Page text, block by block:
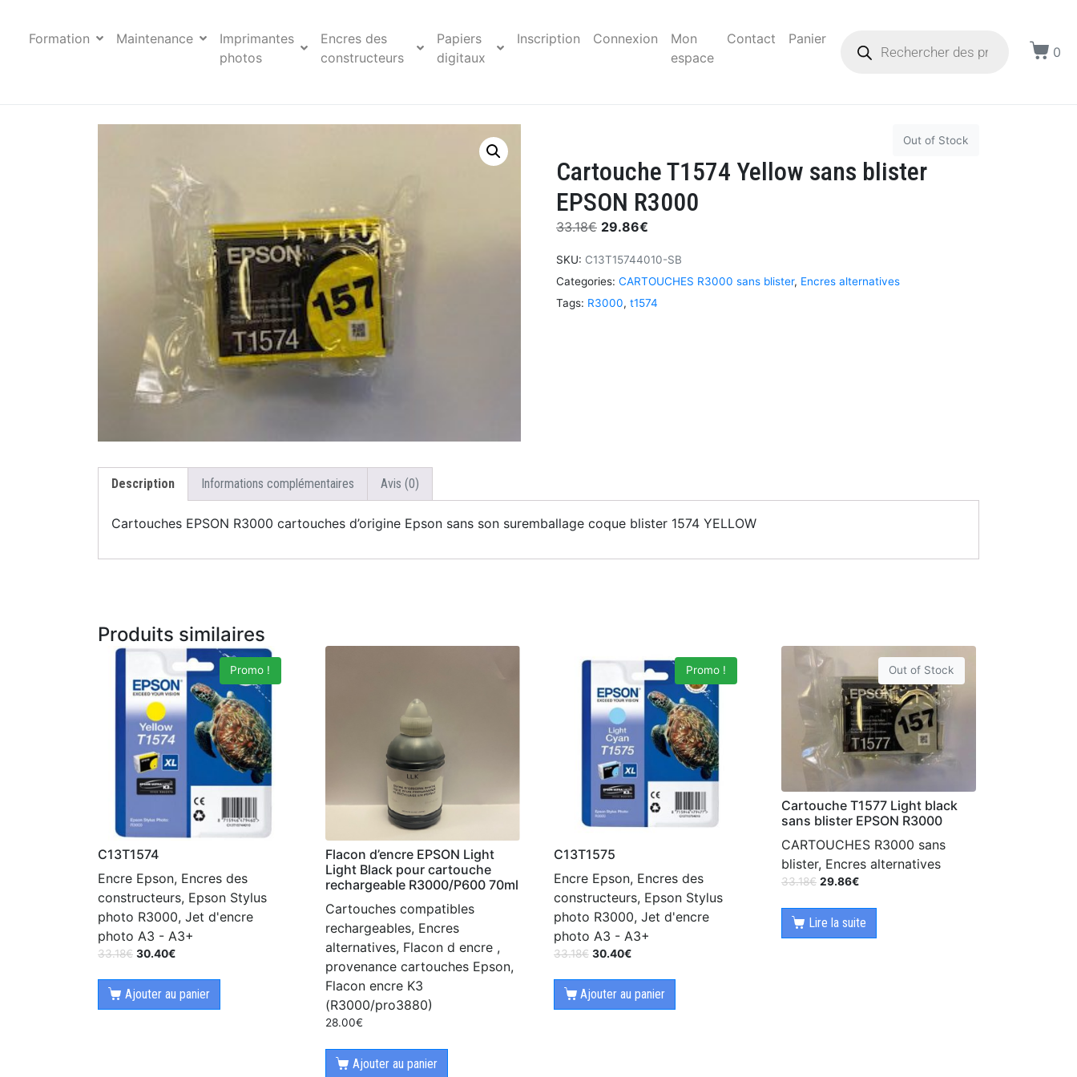
Formation Maintenance
Imprimantes
photos
Encres des
constructeurs
Papiers
digitaux
Inscription Connexion
Mon
espace
Contact
Panier
0
Out of Stock
Cartouche T1574 Yellow sans blister
EPSON R3000
33.18€ 29.86€
SKU: C13T15744010-SB
Categories: CARTOUCHES R3000 sans blister, Encres alternatives
Tags: R3000, t1574
Description Informations complémentaires Avis (0)
Cartouches EPSON R3000 cartouches d’origine Epson sans son suremballage coque blister 1574 YELLOW
Produits similaires
Promo !
C13T1574
Encre Epson, Encres des
constructeurs, Epson Stylus
photo R3000, Jet d'encre
photo A3 - A3+
33.18€ 30.40€
Ajouter au panier
Flacon d’encre EPSON Light
Light Black pour cartouche
rechargeable R3000/P600 70ml
Cartouches compatibles
rechargeables, Encres
alternatives, Flacon d encre ,
provenance cartouches Epson,
Flacon encre K3
(R3000/pro3880)
28.00€
Ajouter au panier
Promo !
C13T1575
Encre Epson, Encres des
constructeurs, Epson Stylus
photo R3000, Jet d'encre
photo A3 - A3+
33.18€ 30.40€
Ajouter au panier
Out of Stock
Cartouche T1577 Light black
sans blister EPSON R3000
CARTOUCHES R3000 sans
blister, Encres alternatives
33.18€ 29.86€
Lire la suite